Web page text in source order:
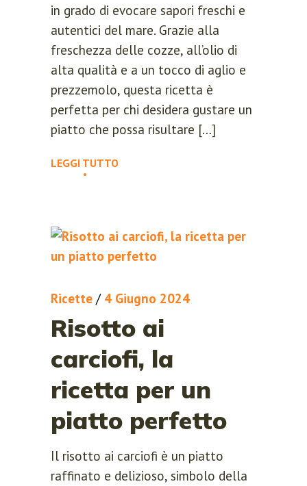
in grado di evocare sapori freschi e
autentici del mare. Grazie alla
freschezza delle cozze, all’olio di
alta qualità e a un tocco di aglio e
prezzemolo, questa ricetta è
perfetta per chi desidera gustare un
piatto che possa risultare […]
LEGGI TUTTO
Ricette / 4 Giugno 2024
Risotto ai
carciofi, la
ricetta per un
piatto perfetto
Il risotto ai carciofi è un piatto
raffinato e delizioso, simbolo della